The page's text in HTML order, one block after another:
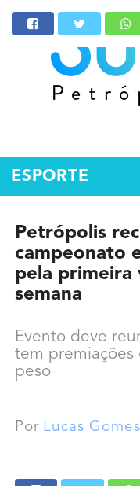
ESPORTE
Petrópolis
campeonato
pela primeira
semana
Evento deve
tem premiações
peso
Por Lucas Gomes